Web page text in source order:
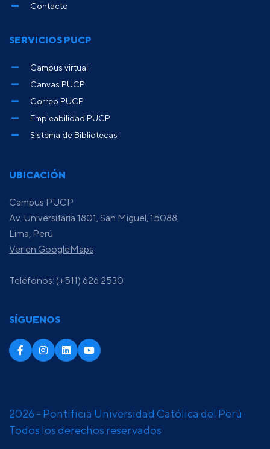
UBICACIÓN
Campus PUCP
Av. Universitaria 1801, San Miguel, 15088,
Lima, Perú
Ver en GoogleMaps
Teléfonos: (+511) 626 2530
SÍGUENOS
Contacto
SERVICIOS PUCP
Campus virtual
Canvas PUCP
Correo PUCP
Empleabilidad PUCP
Sistema de Bibliotecas
2026 - Pontificia Universidad Católica del Perú ·
Todos los derechos reservados